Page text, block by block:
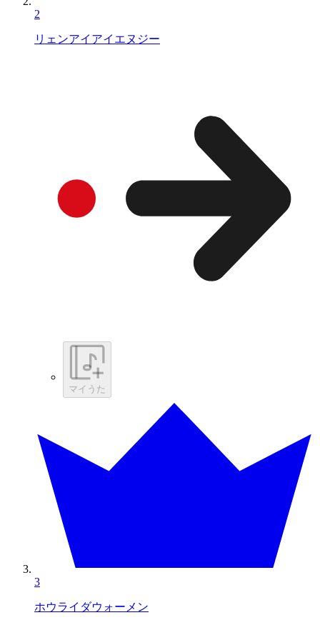
2
リェンアイアイエヌジー
マイうた
3
ホウライダウォーメン